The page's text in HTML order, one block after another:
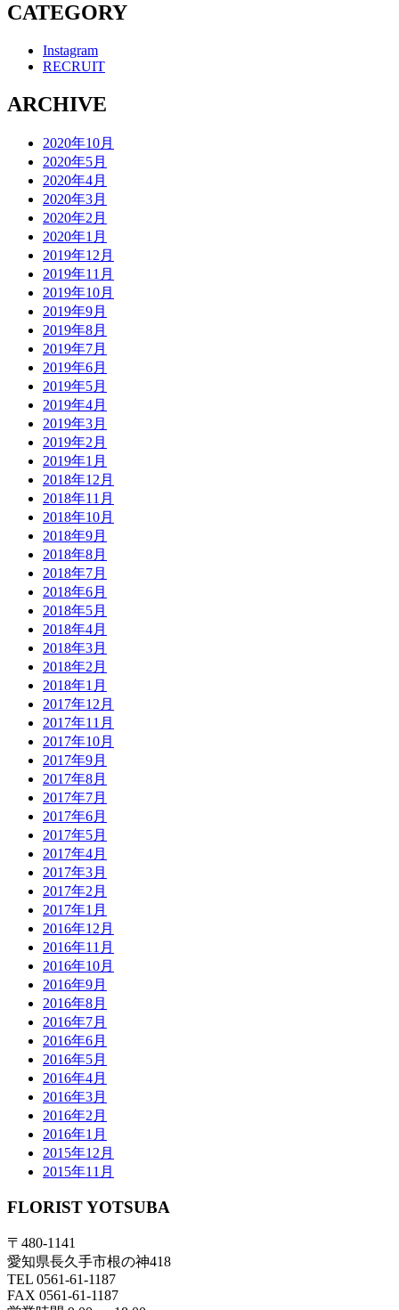
CATEGORY
Instagram
RECRUIT
ARCHIVE
2020年10月
2020年5月
2020年4月
2020年3月
2020年2月
2020年1月
2019年12月
2019年11月
2019年10月
2019年9月
2019年8月
2019年7月
2019年6月
2019年5月
2019年4月
2019年3月
2019年2月
2019年1月
2018年12月
2018年11月
2018年10月
2018年9月
2018年8月
2018年7月
2018年6月
2018年5月
2018年4月
2018年3月
2018年2月
2018年1月
2017年12月
2017年11月
2017年10月
2017年9月
2017年8月
2017年7月
2017年6月
2017年5月
2017年4月
2017年3月
2017年2月
2017年1月
2016年12月
2016年11月
2016年10月
2016年9月
2016年8月
2016年7月
2016年6月
2016年5月
2016年4月
2016年3月
2016年2月
2016年1月
2015年12月
2015年11月
FLORIST YOTSUBA
〒480-1141
愛知県長久手市根の神418
TEL 0561-61-1187
FAX 0561-61-1187